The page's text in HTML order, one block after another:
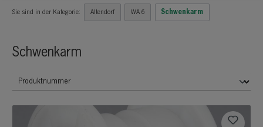
Sie sind in der Kategorie: Altendorf WA 6 Schwenkarm
Schwenkarm